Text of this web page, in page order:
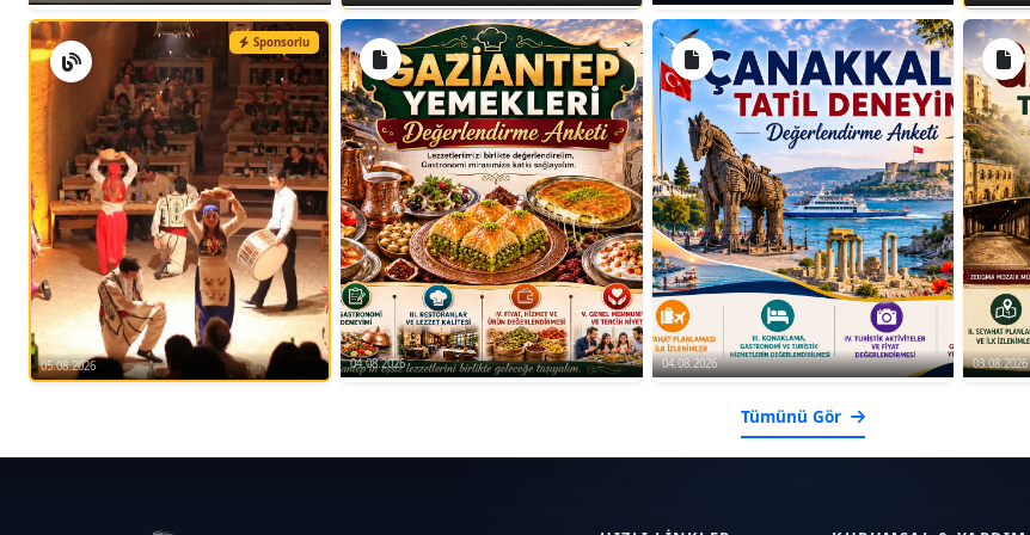
Koordinasyon Egzersizleri: Hızlı vuruşlar, yer değiştirme teknikleri.
Güç ve Esneklik Hareketleri: Kol ve bacak kaslarını güçlendiren ve esnekliği artıran
hareketler.
Temel Taekwondo Hareketleri: Temel vuruşlar, bloklar, tekmeler.
İstanbul Şişli Taekwondo Kurslarımızdaki Güvenlik ve Önlemler
Taekwondo eğitimi sırasında güvenlik çok önemlidir. Eğitmenler, öğrencilerin doğru
teknikleri kullanmalarını sağlar ve yaralanmaları önlemek için gerekli önlemleri alır.
Taekwondo minderleri, güvenlik ekipmanları ve doğru yönlendirme ile güvenli bir ortam
sağlanır.
Taekwondonun Faydaları
Esneklik Gelişimine Faydaları: Vücudun esnekliğini ve hareket kabiliyetini artırır.
Güç ve Dayanıklılığa Faydaları: Kasları güçlendirir ve fiziksel dayanıklılığı artırır.
Sponsorlu
05.08.2026 04.08.2026 04.08.2026 03.08.2026
Tümünü Gör